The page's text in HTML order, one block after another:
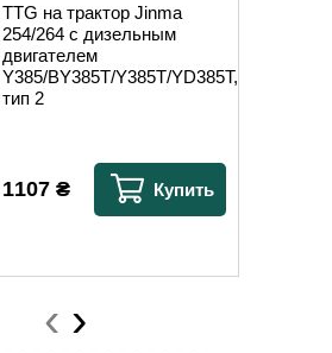
TTG на трактор Jinma
254/264 с дизельным
двигателем
Y385/BY385T/Y385T/YD385T,
тип 2
1107 ₴ Купить
‹ ›